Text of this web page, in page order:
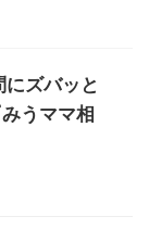
ズバッと
うママ相